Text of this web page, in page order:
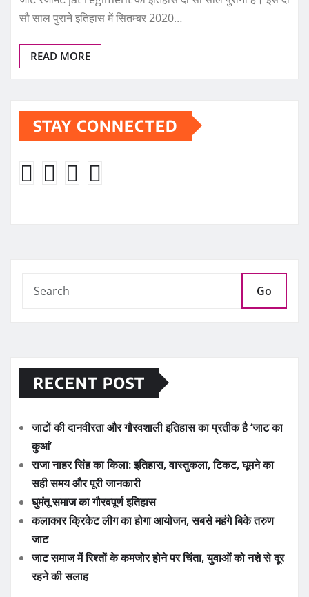
सौ साल पुराने इतिहास में सितम्बर 2020…
READ MORE
STAY CONNECTED
Go
RECENT POST
जाटों की दानवीरता और गौरवशाली इतिहास का प्रतीक है ‘जाट का
कुआं’
राजा नाहर सिंह का किला: इतिहास, वास्तुकला, टिकट, घूमने का
सही समय और पूरी जानकारी
घुमंतू समाज का गौरवपूर्ण इतिहास
कलाकार क्रिकेट लीग का होगा आयोजन, सबसे महंगे बिके तरुण
जाट
जाट समाज में रिश्तों के कमजोर होने पर चिंता, युवाओं को नशे से दूर
रहने की सलाह